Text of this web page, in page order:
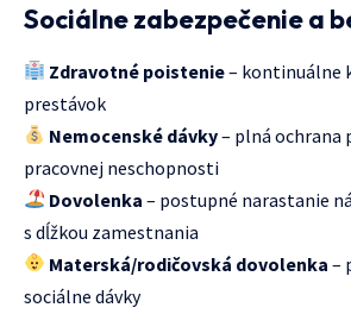
Sociálne zabezpečenie a
Zdravotné poistenie– kontinuálne
prestávok
Nemocenské dávky– plná ochrana
pracovnej neschopnosti
Dovolenka – postupné narastanie
s dĺžkou zamestnania
Materská/rodičovská dovolenka –
sociálne dávky